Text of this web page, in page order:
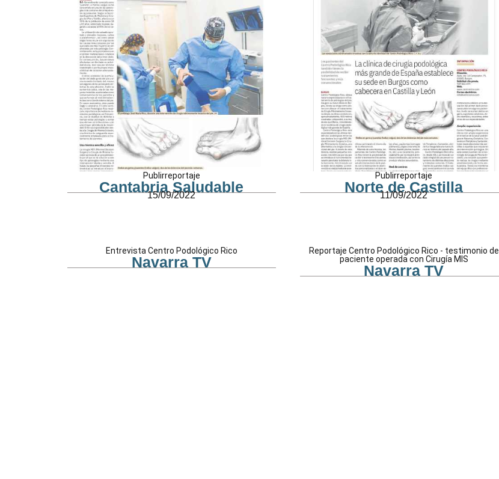
Publirreportaje
Cantabria Saludable
15/09/2022
Publirreportaje
Norte de Castilla
11/09/2022
Entrevista Centro Podológico Rico
Navarra TV
Reportaje Centro Podológico Rico - testimonio de
paciente operada con Cirugía MIS
Navarra TV